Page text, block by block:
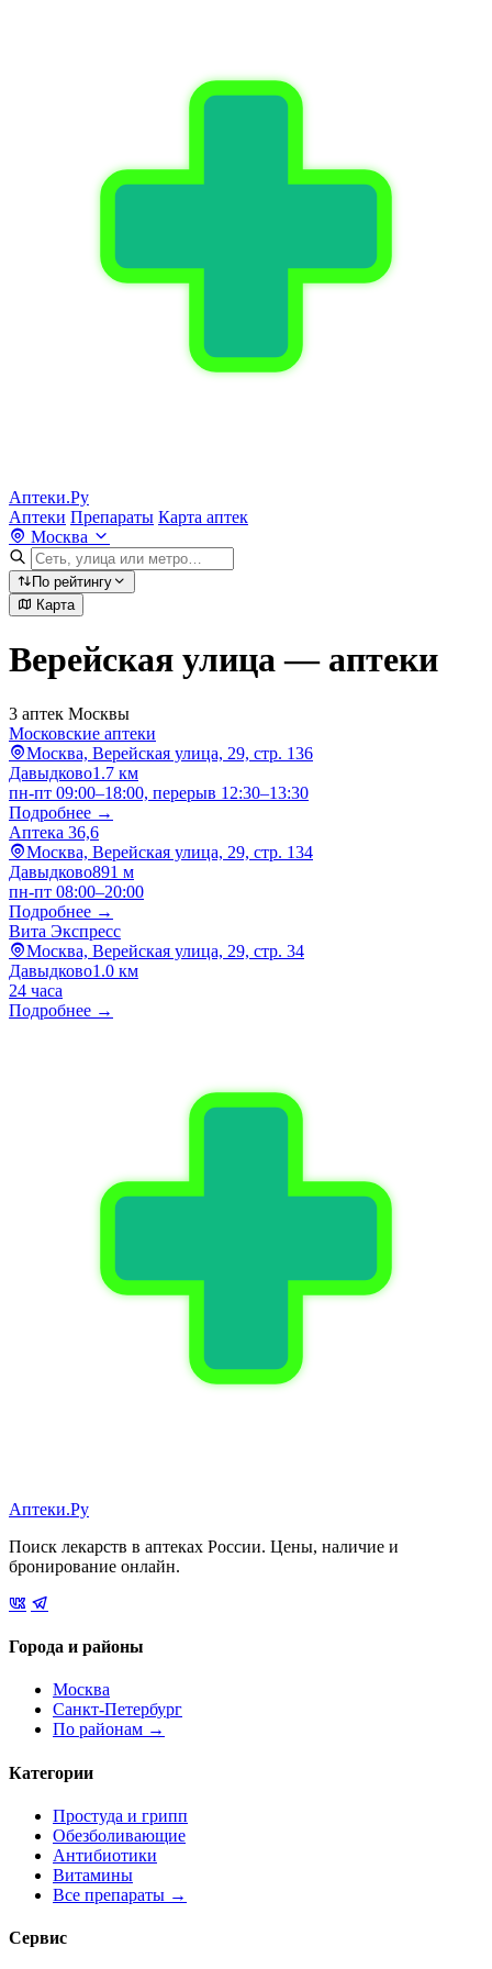
Аптеки.Ру
Аптеки Препараты Карта аптек
Москва
По рейтингу
Карта
Верейская улица — аптеки
3 аптек Москвы
Московские аптеки
Москва, Верейская улица, 29, стр. 136
Давыдково1.7 км
пн-пт 09:00–18:00, перерыв 12:30–13:30
Подробнее →
Аптека 36,6
Москва, Верейская улица, 29, стр. 134
Давыдково891 м
пн-пт 08:00–20:00
Подробнее →
Вита Экспресс
Москва, Верейская улица, 29, стр. 34
Давыдково1.0 км
24 часа
Подробнее →
Аптеки.Ру
Поиск лекарств в аптеках России. Цены, наличие и
бронирование онлайн.
Города и районы
Москва
Санкт-Петербург
По районам →
Категории
Простуда и грипп
Обезболивающие
Антибиотики
Витамины
Все препараты →
Сервис